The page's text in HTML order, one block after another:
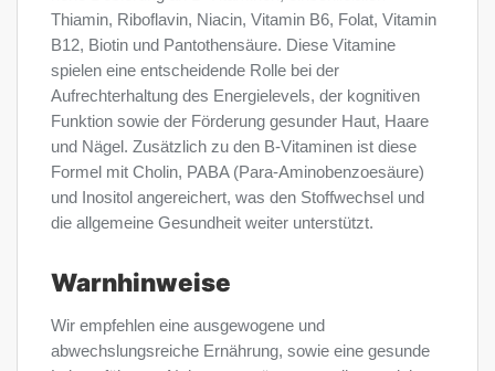
Thiamin, Riboflavin, Niacin, Vitamin B6, Folat, Vitamin
B12, Biotin und Pantothensäure. Diese Vitamine
spielen eine entscheidende Rolle bei der
Aufrechterhaltung des Energielevels, der kognitiven
Funktion sowie der Förderung gesunder Haut, Haare
und Nägel. Zusätzlich zu den B-Vitaminen ist diese
Formel mit Cholin, PABA (Para-Aminobenzoesäure)
und Inositol angereichert, was den Stoffwechsel und
die allgemeine Gesundheit weiter unterstützt.
Warnhinweise
Wir empfehlen eine ausgewogene und
abwechslungsreiche Ernährung, sowie eine gesunde